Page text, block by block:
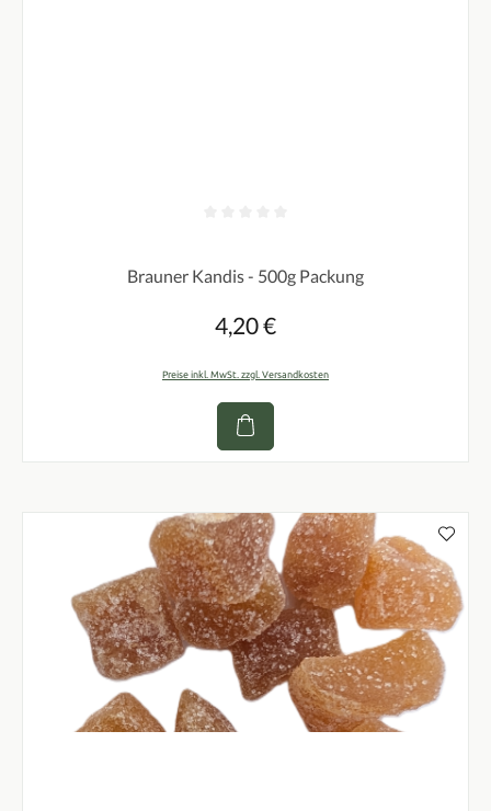
Brauner Kandis - 500g Packung
Regulärer Preis:
4,20 €
Preise inkl. MwSt. zzgl. Versandkosten